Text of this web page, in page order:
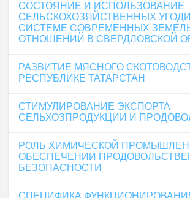
СОСТОЯНИЕ И ИСПОЛЬЗОВАНИЕ
СЕЛЬСКОХОЗЯЙСТВЕННЫХ
СИСТЕМЕ СОВРЕМЕННЫХ
ОТНОШЕНИЙ В СВЕРДЛОВСКОЙ
РАЗВИТИЕ МЯСНОГО
РЕСПУБЛИКЕ ТАТАРСТАН
СТИМУЛИРОВАНИЕ ЭКСПОРТА
СЕЛЬХОЗПРОДУКЦИИ И
РОЛЬ ХИМИЧЕСКОЙ
ОБЕСПЕЧЕНИИ
БЕЗОПАСНОСТИ
СПЕЦИФИКА